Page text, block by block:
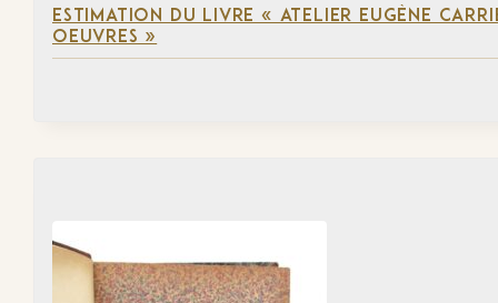
ESTIMATION DU LIVRE « ATELIER EUGÈNE
OEUVRES »